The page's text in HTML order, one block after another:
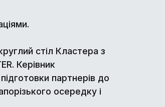
стіл Кластера з
Керівник
партнерів до
осередку і